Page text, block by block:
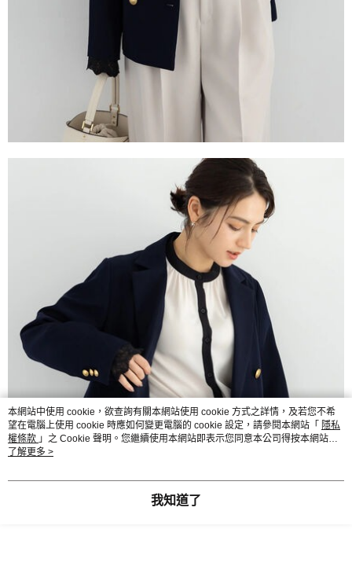
本網站中使用 cookie，欲查詢有關本網站使用 cookie 方式之詳情，及若您不希
望在電腦上使用 cookie 時應如何變更電腦的 cookie 設定，請參閱本網站「 隱私
權條款 」之 Cookie 聲明。您繼續使用本網站即表示您同意本公司得按本網站使
用條款之 Cookie 聲明使用 cookie。
了解更多 >
我知道了